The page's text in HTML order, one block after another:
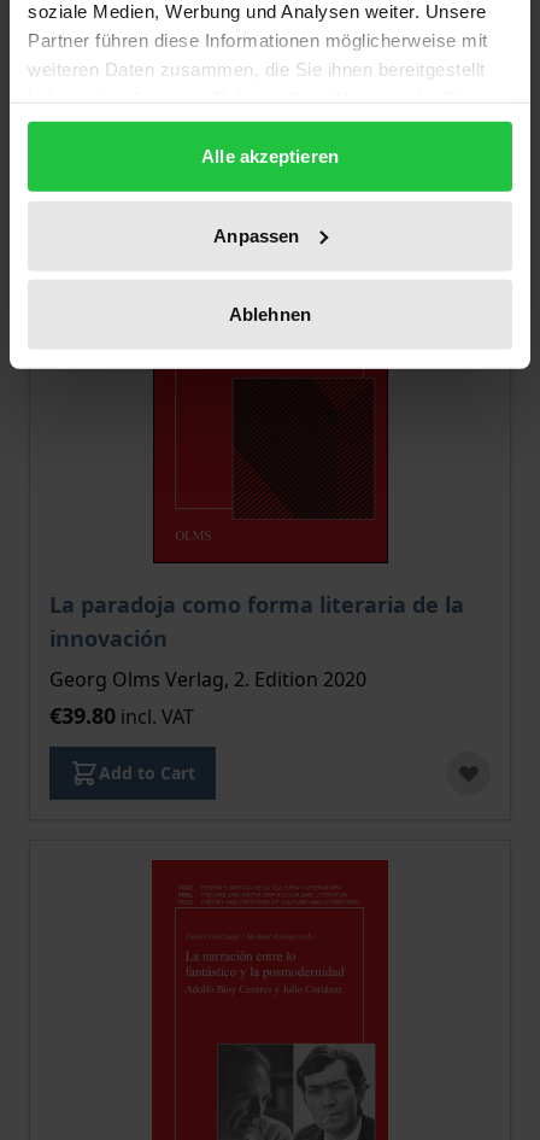
soziale Medien, Werbung und Analysen weiter. Unsere
Partner führen diese Informationen möglicherweise mit
weiteren Daten zusammen, die Sie ihnen bereitgestellt
gesammelt haben.
Alle akzeptieren
Anpassen
Ablehnen
Georg Olms Verlag, 1. Edition 2020
€42.00
La paradoja como forma literaria de la
innovación
Georg Olms Verlag, 2. Edition 2020
€39.80 incl. VAT
Add to Cart